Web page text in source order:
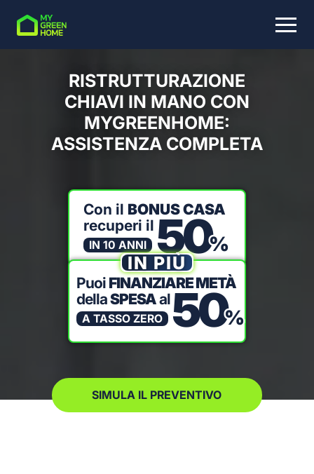
COSA STAI CERCANDO?
RISTRUTTURAZIONE
CHIAVI IN MANO CON
MYGREENHOME:
ASSISTENZA COMPLETA
Con il BONUS CASA
recuperi il50%
IN 10 ANNI
IN PIÙ
Puoi FINANZIARE METÀ
dellaSPESAal50%
A TASSO ZERO
SIMULA IL PREVENTIVO